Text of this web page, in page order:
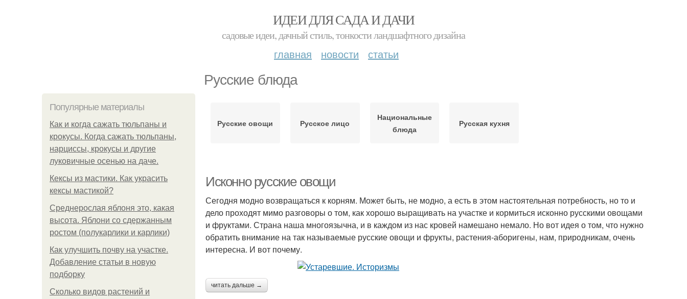
ИДЕИ ДЛЯ САДА И ДАЧИ
садовые идеи, дачный стиль, тонкости ландшафтного дизайна
главная новости статьи
Русские блюда
Популярные материалы
Как и когда сажать тюльпаны и
крокусы. Когда сажать тюльпаны,
нарциссы, крокусы и другие
луковичные осенью на даче.
Кексы из мастики. Как украсить
кексы мастикой?
Среднерослая яблоня это, какая
высота. Яблони со сдержанным
ростом (полукарлики и карлики)
Как улучшить почву на участке.
Добавление статьи в новую
подборку
Сколько видов растений и
Русские овощи Русское лицо
Национальные
блюда
Русская кухня
Исконно русские овощи
Сегодня модно возвращаться к корням. Может быть, не модно, а есть в этом настоятельная потребность, но то и
дело проходят мимо разговоры о том, как хорошо выращивать на участке и кормиться исконно русскими овощами
и фруктами. Страна наша многоязычна, и в каждом из нас кровей намешано немало. Но вот идея о том, что нужно
обратить внимание на так называемые русские овощи и фрукты, растения-аборигены, нам, природникам, очень
интересна. И вот почему.
читать дальше →